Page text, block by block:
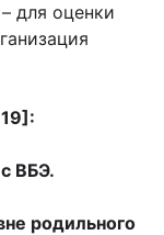
для оценки
ВБЭ.
родильного